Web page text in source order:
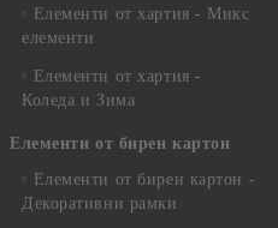
Елементи от хартия - Микс
елементи
Елементи от хартия -
Коледа и Зима
Елементи от бирен картон
Елементи от бирен картон -
Декоративни рамки